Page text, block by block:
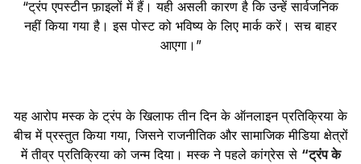
“ट्रंप एपस्टीन फ़ाइलों में हैं। यही असली कारण है कि उन्हें सार्वजनिक
नहीं किया गया है। इस पोस्ट को भविष्य के लिए मार्क करें। सच बाहर
आएगा।”
यह आरोप मस्क के ट्रंप के खिलाफ तीन दिन के ऑनलाइन प्रतिक्रिया के
बीच में प्रस्तुत किया गया, जिसने राजनीतिक और सामाजिक मीडिया क्षेत्रों
में तीव्र प्रतिक्रिया को जन्म दिया। मस्क ने पहले कांग्रेस से “ट्रंप के